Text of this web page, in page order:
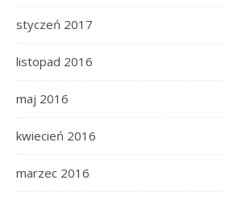
styczeń 2017
listopad 2016
maj 2016
kwiecień 2016
marzec 2016